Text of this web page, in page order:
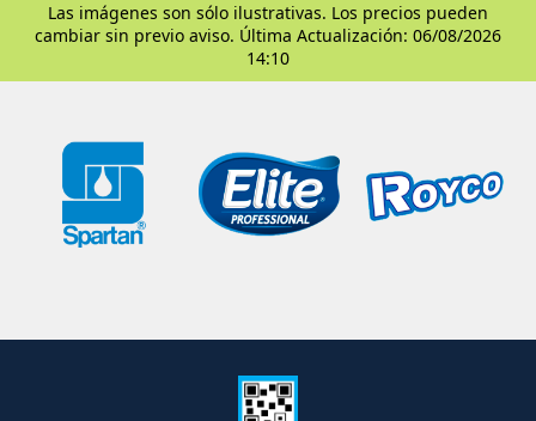
Las imágenes son sólo ilustrativas. Los precios pueden
cambiar sin previo aviso. Última Actualización: 06/08/2026
14:10